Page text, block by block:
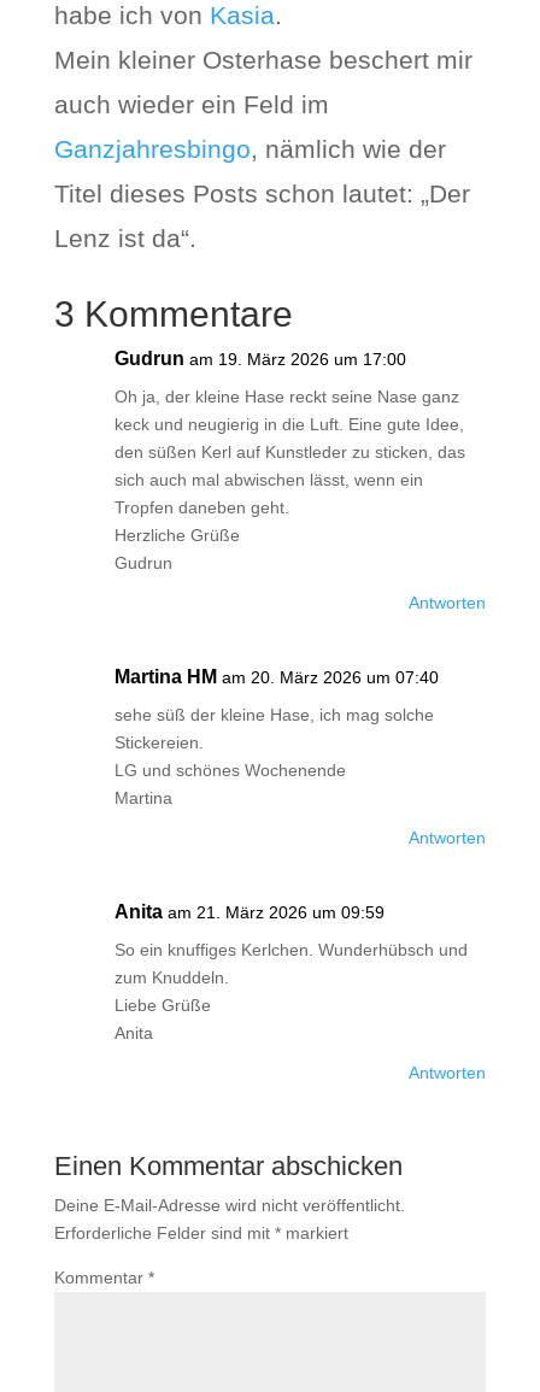
habe ich von Kasia.
Mein kleiner Osterhase beschert mir
auch wieder ein Feld im
Ganzjahresbingo, nämlich wie der
Titel dieses Posts schon lautet: „Der
Lenz ist da“.
3 Kommentare
Gudrun am 19. März 2026 um 17:00
Oh ja, der kleine Hase reckt seine Nase ganz
keck und neugierig in die Luft. Eine gute Idee,
den süßen Kerl auf Kunstleder zu sticken, das
sich auch mal abwischen lässt, wenn ein
Tropfen daneben geht.
Herzliche Grüße
Gudrun
Antworten
Martina HM am 20. März 2026 um 07:40
sehe süß der kleine Hase, ich mag solche
Stickereien.
LG und schönes Wochenende
Martina
Antworten
Anita am 21. März 2026 um 09:59
So ein knuffiges Kerlchen. Wunderhübsch und
zum Knuddeln.
Liebe Grüße
Anita
Antworten
Einen Kommentar abschicken
Deine E-Mail-Adresse wird nicht veröffentlicht.
Erforderliche Felder sind mit *markiert
Kommentar *